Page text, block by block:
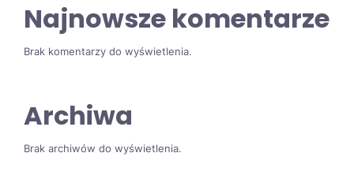
Najnowsze komentarze
Brak komentarzy do wyświetlenia.
Archiwa
Brak archiwów do wyświetlenia.